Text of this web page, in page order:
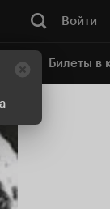
Войти
Билеты в